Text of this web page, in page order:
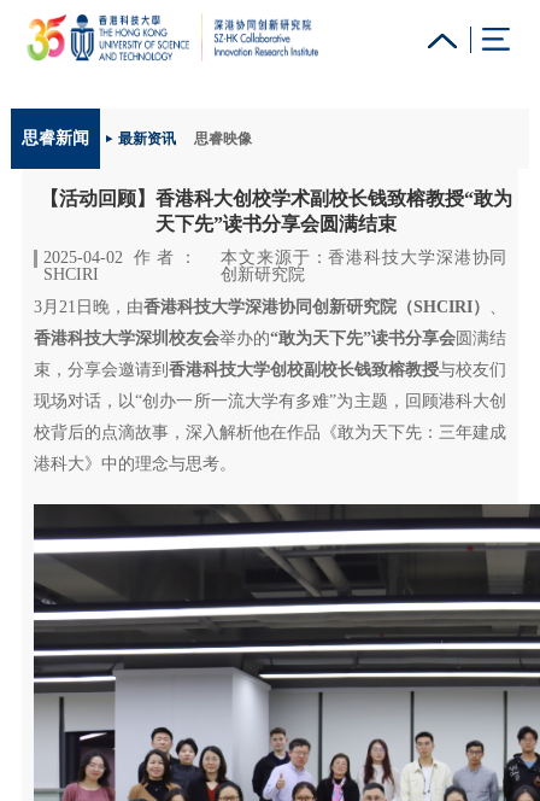
更多科大概览
科大新闻 学术部门索引
校园地图及指南 工作@科大 教授简录 认识科大
思睿新闻 最新资讯 思睿映像
【活动回顾】香港科大创校学术副校长钱致榕教授“敢为
天下先”读书分享会圆满结束
2025-04-02 作者：
SHCIRI
本文来源于：香港科技大学深港协同
创新研究院
3月21日晚，由香港科技大学深港协同创新研究院（SHCIRI）
、
香港科技大学深圳校友会举办的“敢为天下先”读书分享会 圆满结
束，分享会邀请到 香港科技大学创校副校长钱致榕教授与校友们
现场对话，以“创办一所一流大学有多难”为主题，回顾港科大创
校背后的点滴故事，深入解析他在作品《敢为天下先：三年建成
港科大》中的理念与思考。